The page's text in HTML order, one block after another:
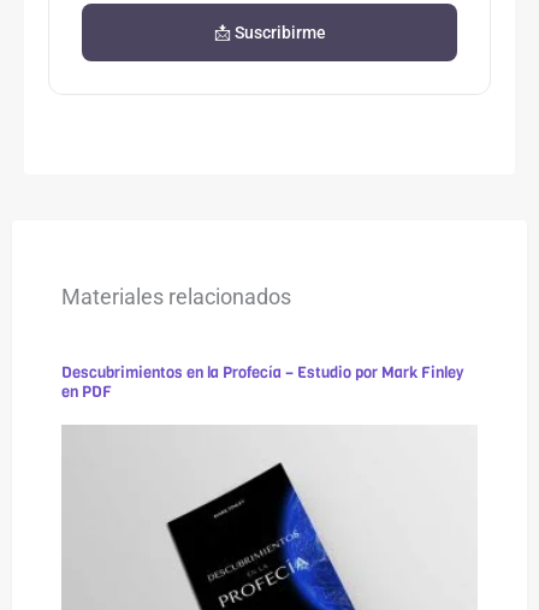
📩 Suscribirme
Materiales relacionados
Descubrimientos en la Profecía – Estudio por Mark Finley
en PDF